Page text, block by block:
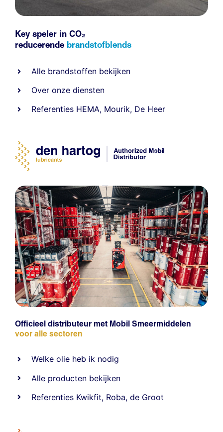
Key speler in CO₂
reducerende brandstofblends
Alle brandstoffen bekijken
Over onze diensten
Referenties HEMA, Mourik, De Heer
Officieel distributeur met Mobil Smeermiddelen
voor alle sectoren
Welke olie heb ik nodig
Alle producten bekijken
Referenties Kwikfit, Roba,de Groot